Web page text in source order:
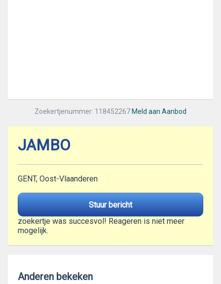
Zoekertjenummer: 118452267 Meld aan Aanbod
JAMBO
GENT, Oost-Vlaanderen
Stuur bericht
zoekertje was succesvol! Reageren is niet meer
mogelijk.
Anderen bekeken